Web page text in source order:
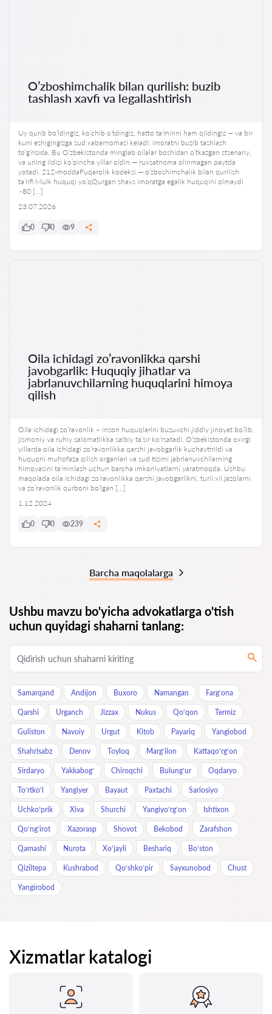
O’zboshimchalik bilan qurilish: buzib
tashlash xavfi va legallashtirish
Uy qurib bo’ldingiz, ko’chib o’tdingiz, hatto ta’mirini ham qildingiz — va bir
kuni eshigingizga sud xabarnomasi keladi: imoratni buzib tashlash
to’g’risida. Bu O’zbekistonda minglab oilalar boshidan o’tkazgan stsenariy,
va uning ildizi ko’pincha yillar oldin — ruxsatnoma olinmagan paytda
yotadi. 212-moddaFuqarolik kodeksi — o’zboshimchalik bilan qurilish
ta’rifi Mulk huquqi yo’qQurgan shaxs imoratga egalik huquqini olmaydi
~80 […]
23.07.2026
0 0 9
Oila ichidagi zo’ravonlikka qarshi
javobgarlik: Huquqiy jihatlar va
jabrlanuvchilarning huquqlarini himoya
qilish
Oila ichidagi zo’ravonlik – inson huquqlarini buzuvchi jiddiy jinoyat bo’lib,
jismoniy va ruhiy salomatlikka salbiy ta’sir ko’rsatadi. O’zbekistonda oxirgi
yillarda oila ichidagi zo’ravonlikka qarshi javobgarlik kuchaytirildi va
huquqni muhofaza qilish organlari va sud tizimi jabrlanuvchilarning
himoyasini ta’minlash uchun barcha imkoniyatlarni yaratmoqda. Ushbu
maqolada oila ichidagi zo’ravonlikka qarshi javobgarlikni, turli xil jazolarni
va zo’ravonlik qurboni bo’lgan […]
1.12.2024
0 0 239
Barcha maqolalarga
Ushbu mavzu bo'yicha advokatlarga o'tish
uchun quyidagi shaharni tanlang:
Samarqand Andijon Buxoro Namangan Farg‘ona
Qarshi Urganch Jizzax Nukus Qo‘qon Termiz
Guliston Navoiy Urgut Kitob Payariq Yangiobod
Shahrisabz Denov Toyloq Marg‘ilon Kattaqo‘rg‘on
Sirdaryo Yakkabog‘ Chiroqchi Bulung‘ur Oqdaryo
To‘rtko‘l Yangiyer Bayaut Paxtachi Sariosiyo
Uchkoʻprik Xiva Shurchi Yangiyo‘rg‘on Ishtixon
Qo‘ng‘irot Xazorasp Shovot Bekobod Zarafshon
Qamashi Nurota Xo‘jayli Beshariq Bo‘ston
Qiziltepa Kushrabod Qo‘shko‘pir Sayxunobod Chust
Yangirobod
Xizmatlar katalogi